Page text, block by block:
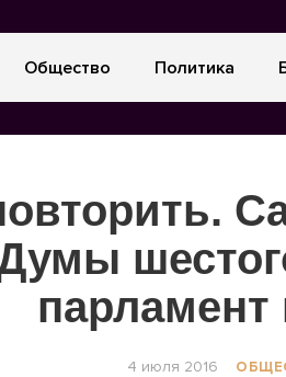
Общество Политика
парламент
4 июля 2016